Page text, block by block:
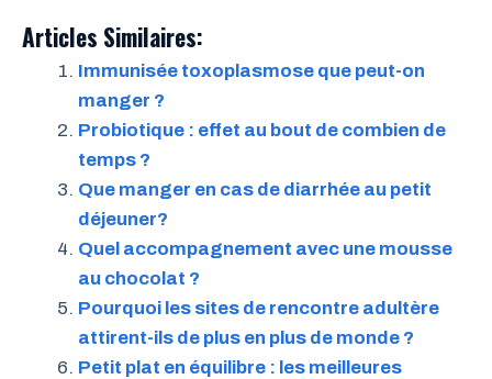
Articles Similaires:
Immunisée toxoplasmose que peut-on
manger ?
Probiotique : effet au bout de combien de
temps ?
Que manger en cas de diarrhée au petit
déjeuner?
Quel accompagnement avec une mousse
au chocolat ?
Pourquoi les sites de rencontre adultère
attirent-ils de plus en plus de monde ?
Petit plat en équilibre : les meilleures